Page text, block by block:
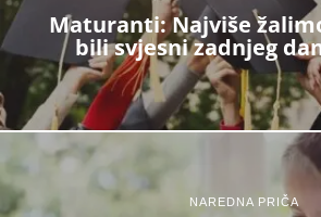
Maturanti: Najviše
bili svjesni zadnjeg
NAREDNA PRIČA